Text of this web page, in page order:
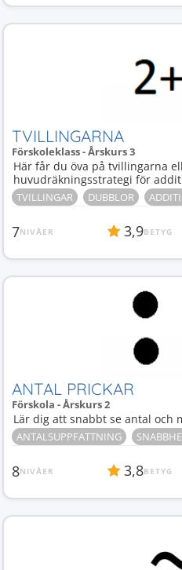
TVILLINGARNA
Förskoleklass - Årskurs 3
Här får du öva på tvillingarna
huvudräkningsstrategi för
TVILLINGAR DUBBLOR
7NIVÅER 3,9BETYG
ANTAL PRICKAR
Förskola - Årskurs 2
Lär dig att snabbt se antal och
ANTALSUPPFATTNING
8NIVÅER 3,8BETYG